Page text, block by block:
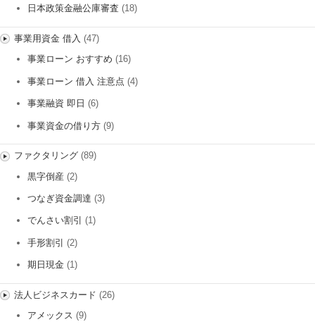
日本政策金融公庫審査 (18)
事業用資金 借入 (47)
事業ローン おすすめ (16)
事業ローン 借入 注意点 (4)
事業融資 即日 (6)
事業資金の借り方 (9)
ファクタリング(89)
黒字倒産 (2)
つなぎ資金調達 (3)
でんさい割引 (1)
手形割引 (2)
期日現金 (1)
法人ビジネスカード (26)
アメックス (9)